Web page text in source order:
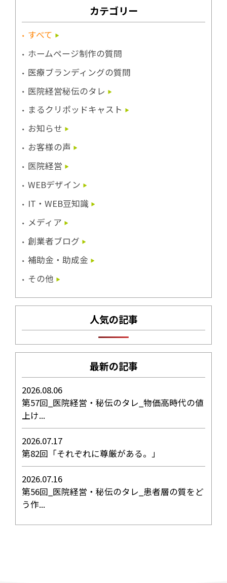
カテゴリー
すべて
ホームページ制作の質問
医療ブランディングの質問
医院経営秘伝のタレ
まるクリポッドキャスト
お知らせ
お客様の声
医院経営
WEBデザイン
IT・WEB豆知識
メディア
創業者ブログ
補助金・助成金
その他
人気の記事
最新の記事
2026.08.06
第57回_医院経営・秘伝のタレ_物価高時代の値
上け...
2026.07.17
第82回「それぞれに尊厳がある。」
2026.07.16
第56回_医院経営・秘伝のタレ_患者層の質をど
う作...